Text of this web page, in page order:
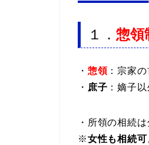
１． 惣領
・ 惣領：宗家の
・ 庶子 ：嫡子
・所領の相続
※女性も相続可